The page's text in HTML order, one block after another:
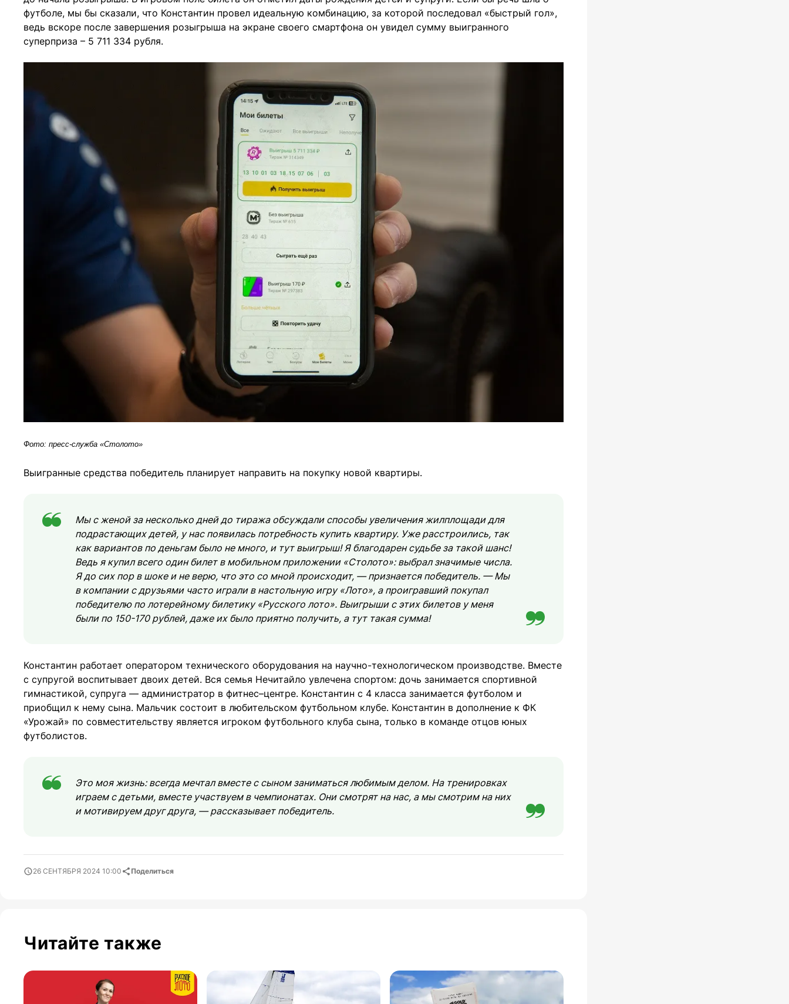
футболе, мы бы сказали, что Константин провел идеальную комбинацию, за которой последовал «быстрый гол»,
ведь вскоре после завершения розыгрыша на экране своего смартфона он увидел сумму выигранного
суперприза – 5 711 334 рубля.
Фото: пресс-служба «Столото»
Выигранные средства победитель планирует направить на покупку новой квартиры.
Мы с женой за несколько дней до тиража обсуждали способы увеличения жилплощади для
подрастающих детей, у нас появилась потребность купить квартиру. Уже расстроились, так
как вариантов по деньгам было не много, и тут выигрыш! Я благодарен судьбе за такой шанс!
Ведь я купил всего один билет в мобильном приложении «Столото»: выбрал значимые числа.
Я до сих пор в шоке и не верю, что это со мной происходит, — признается победитель. — Мы
в компании с друзьями часто играли в настольную игру «Лото», а проигравший покупал
победителю по лотерейному билетику «Русского лото». Выигрыши с этих билетов у меня
были по 150-170 рублей, даже их было приятно получить, а тут такая сумма!
Константин работает оператором технического оборудования на научно-технологическом производстве. Вместе
с супругой воспитывает двоих детей. Вся семья Нечитайло увлечена спортом: дочь занимается спортивной
гимнастикой, супруга — администратор в фитнес–центре. Константин с 4 класса занимается футболом и
приобщил к нему сына. Мальчик состоит в любительском футбольном клубе. Константин в дополнение к ФК
«Урожай» по совместительству является игроком футбольного клуба сына, только в команде отцов юных
футболистов.
Это моя жизнь: всегда мечтал вместе с сыном заниматься любимым делом. На тренировках
играем с детьми, вместе участвуем в чемпионатах. Они смотрят на нас, а мы смотрим на них
и мотивируем друг друга, — рассказывает победитель.
26 СЕНТЯБРЯ 2024 10:00 Поделиться
Читайте также